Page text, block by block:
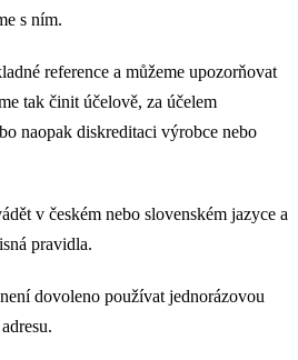
s ním.
reference a můžeme upozorňovat
tak činit účelově, za účelem
naopak diskreditaci výrobce nebo
v českém nebo slovenském jazyce a
pravidla.
dovoleno používat jednorázovou